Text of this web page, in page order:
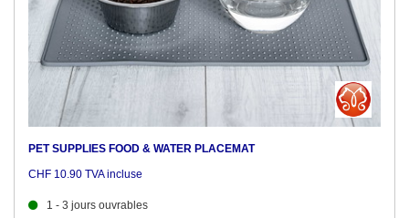
PET SUPPLIES FOOD & WATER PLACEMAT
CHF 10.90 TVA incluse
1 - 3 jours ouvrables